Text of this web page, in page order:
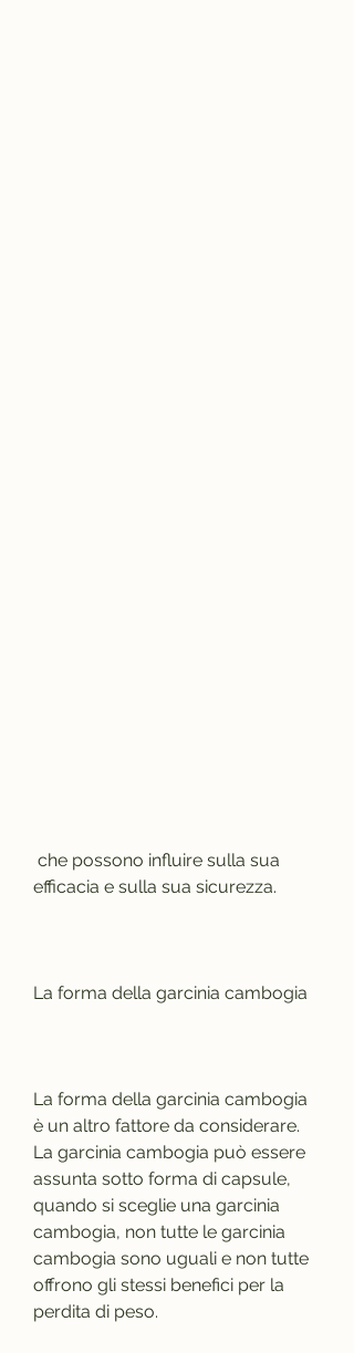
efficacia e sulla sua sicurezza.
La forma della garcinia cambogia
La forma della garcinia cambogia
è un altro fattore da considerare.
La garcinia cambogia può essere
assunta sotto forma di capsule,
quando si sceglie una garcinia
cambogia, non tutte le garcinia
cambogia sono uguali e non tutte
offrono gli stessi benefici per la
perdita di peso.